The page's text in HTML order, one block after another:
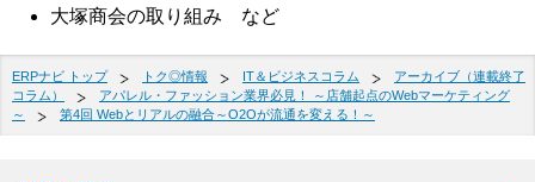
大塚商会の取り組み など
ERPナビ トップ トク◎情報 IT＆ビジネスコラム
アーカイブ（連載終了
コラム）
アパレル・ファッション業界必見！ ～店舗起点のWebマーケティング
～
第4回 Webとリアルの融合～O2Oが流通を変える！～